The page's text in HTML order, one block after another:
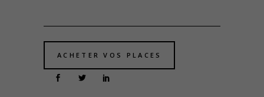
ACHETER VOS PLACES